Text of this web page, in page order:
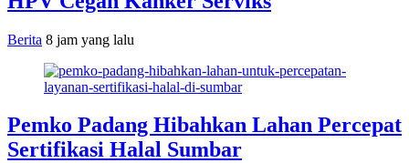
Berita 8 jam yang lalu
Pemko Padang Hibahkan Lahan Percepat
Sertifikasi Halal Sumbar